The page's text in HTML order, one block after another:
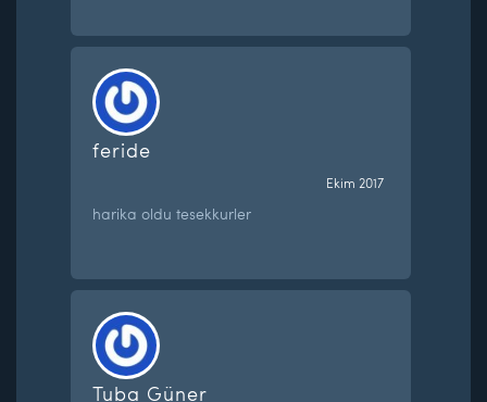
feride
Ekim 2017
harika oldu tesekkurler
Tuba Güner